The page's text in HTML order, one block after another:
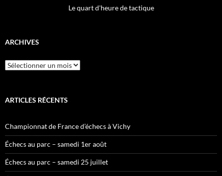
Le quart d'heure de tactique
ARCHIVES
Archives
ARTICLES RÉCENTS
Championnat de France d’échecs à Vichy
Échecs au parc – samedi 1er août
Échecs au parc – samedi 25 juillet